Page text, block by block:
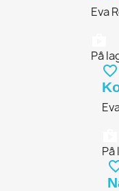
Eva
På
favorite_border
På